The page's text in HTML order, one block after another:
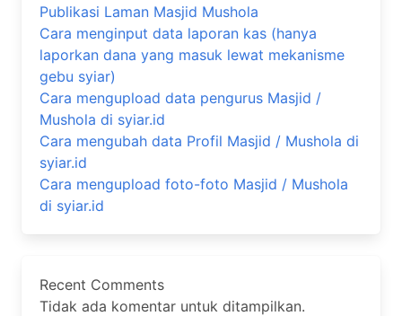
Publikasi Laman Masjid Mushola
Cara menginput data laporan kas (hanya
laporkan dana yang masuk lewat mekanisme
gebu syiar)
Cara mengupload data pengurus Masjid /
Mushola di syiar.id
Cara mengubah data Profil Masjid / Mushola di
syiar.id
Cara mengupload foto-foto Masjid / Mushola
di syiar.id
Recent Comments
Tidak ada komentar untuk ditampilkan.